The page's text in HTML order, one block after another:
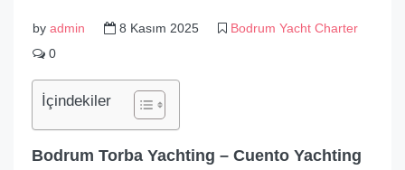
by admin 8 Kasım 2025
Bodrum Yacht Charter
0
İçindekiler
Bodrum Torba Yachting – Cuento Yachting